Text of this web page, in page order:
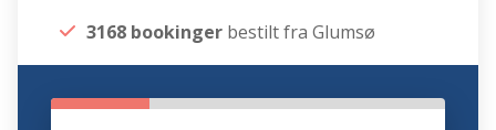
3168 bookinger bestilt fra Glumsø